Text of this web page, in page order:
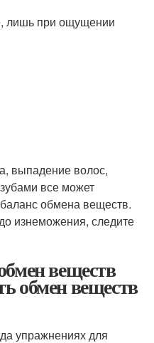
лишь при ощущении
выпадение волос,
все может
обмена веществ.
изнеможения, следите
веществ
обмен веществ
упражнениях для